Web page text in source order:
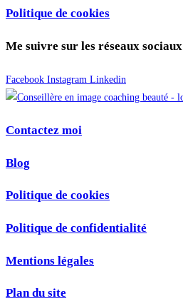
Politique de cookies
Me suivre sur les réseaux sociaux
Facebook Instagram Linkedin
Contactez moi
Blog
Politique de cookies
Politique de confidentialité
Mentions légales
Plan du site